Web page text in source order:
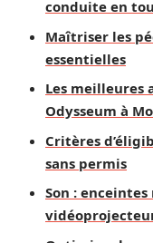
conduite en
Maîtriser les
essentielles
Les meilleures
Odysseum à
Critères
sans permis
Son :